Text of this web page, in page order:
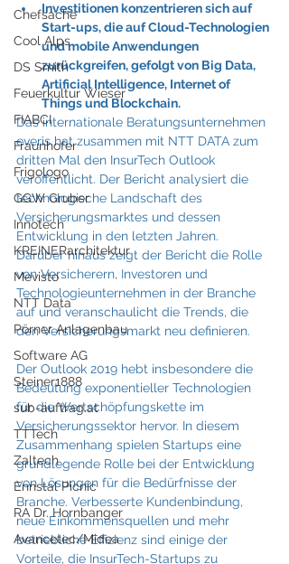
Chefsache
Cool Alps
DS Smith
Feuerkultur Wieser
FIABCI
Fraunhofer
Frigologo
GGW Gruber
Innotech
KREINERarchitektur
Mevisto
NTT Data
Pörner Anlagenbau
Software AG
Steiner1888
sub-auftrag.at
TTTech
Zaltech
Ennstal Picnic
RA Dr. Hornbanger
Avancetec/Midea
Investitionen konzentrieren sich auf
Start-ups, die auf Cloud-Technologien
und mobile Anwendungen
zurückgreifen, gefolgt von Big Data,
Artificial Intelligence, Internet of
Things und Blockchain.
Das internationale Beratungsunternehmen
everis hat zusammen mit NTT DATA zum
dritten Mal den InsurTech Outlook
veröffentlicht. Der Bericht analysiert die
technologische Landschaft des
Versicherungsmarktes und dessen
Entwicklung in den letzten Jahren.
Darüber hinaus zeigt der Bericht die Rolle
von Versicherern, Investoren und
Technologieunternehmen in der Branche
auf und veranschaulicht die Trends, die
den Versicherungsmarkt neu definieren.
Der Outlook 2019 hebt insbesondere die
Bedeutung exponentieller Technologien
für die Wertschöpfungskette im
Versicherungssektor hervor. In diesem
Zusammenhang spielen Startups eine
grundlegende Rolle bei der Entwicklung
von Lösungen für die Bedürfnisse der
Branche. Verbesserte Kundenbindung,
neue Einkommensquellen und mehr
betriebliche Effizienz sind einige der
Vorteile, die InsurTech-Startups zu